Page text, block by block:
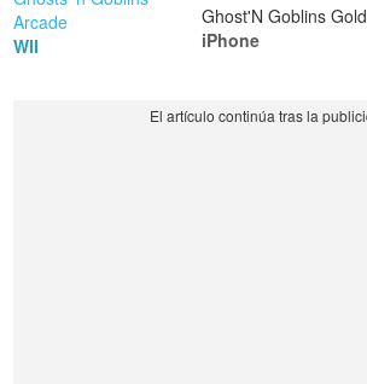
Arcade
WII
Ghost'N Goblins Gold
iPhone